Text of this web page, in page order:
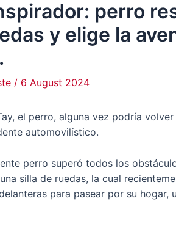
perro
y elige la
/ 6 August 2024
el perro, alguna vez podría
automovilístico.
perro superó todos los
silla de ruedas, la cual
para pasear por su hogar,